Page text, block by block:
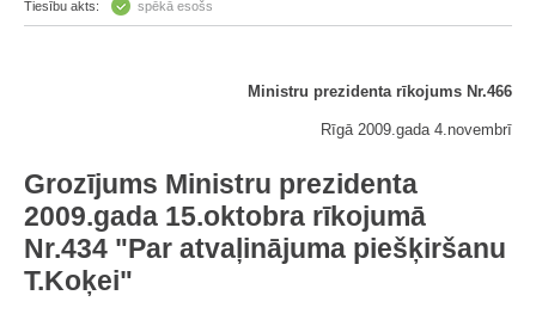
Tiesību akts: spēkā esošs
Ministru prezidenta rīkojums Nr.466
Rīgā 2009.gada 4.novembrī
Grozījums Ministru prezidenta
2009.gada 15.oktobra rīkojumā
Nr.434 "Par atvaļinājuma piešķiršanu
T.Koķei"